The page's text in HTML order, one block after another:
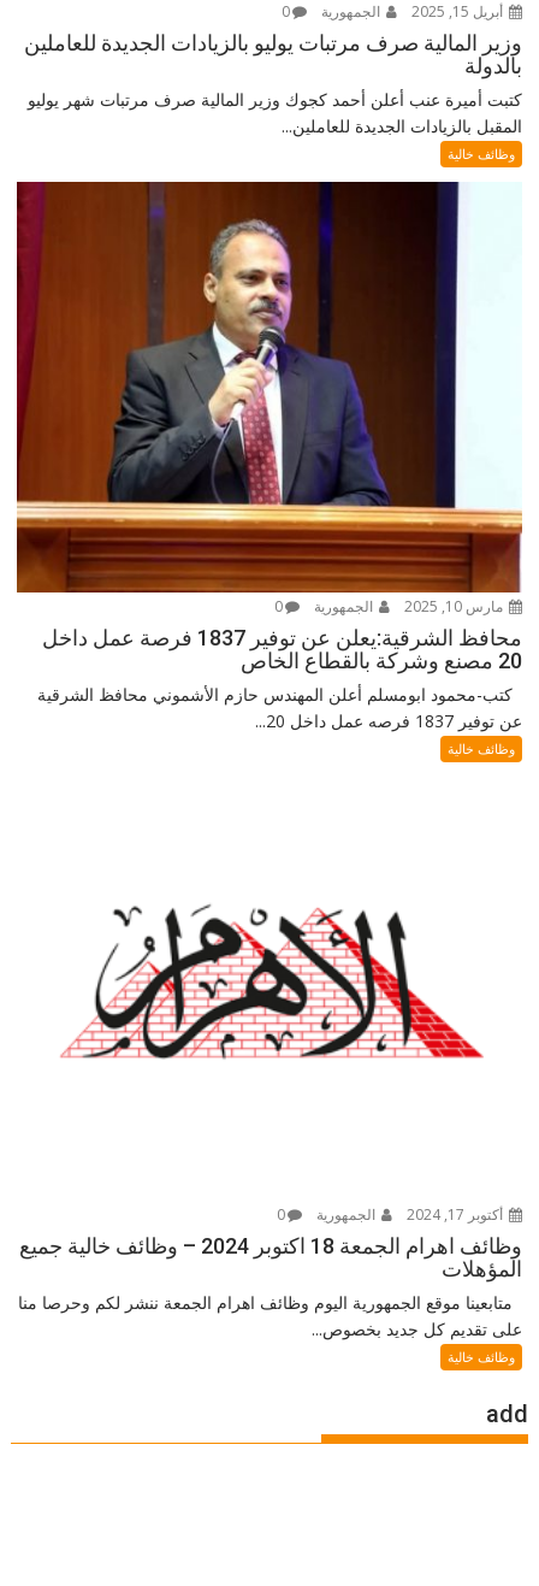
أبريل 15, 2025 الجمهورية 0
وزير المالية صرف مرتبات يوليو بالزيادات الجديدة للعاملين
بالدولة
كتبت أميرة عنب أعلن أحمد كجوك وزير المالية صرف مرتبات شهر يوليو
المقبل بالزيادات الجديدة للعاملين...
وظائف خالية
مارس 10, 2025 الجمهورية 0
محافظ الشرقية:يعلن عن توفير 1837 فرصة عمل داخل
20 مصنع وشركة بالقطاع الخاص
كتب-محمود ابومسلم أعلن المهندس حازم الأشموني محافظ الشرقية
عن توفير 1837 فرصه عمل داخل 20...
وظائف خالية
أكتوبر 17, 2024 الجمهورية 0
وظائف اهرام الجمعة 18 اكتوبر 2024 – وظائف خالية جميع
المؤهلات
متابعينا موقع الجمهورية اليوم وظائف اهرام الجمعة ننشر لكم وحرصا منا
على تقديم كل جديد بخصوص...
وظائف خالية
add